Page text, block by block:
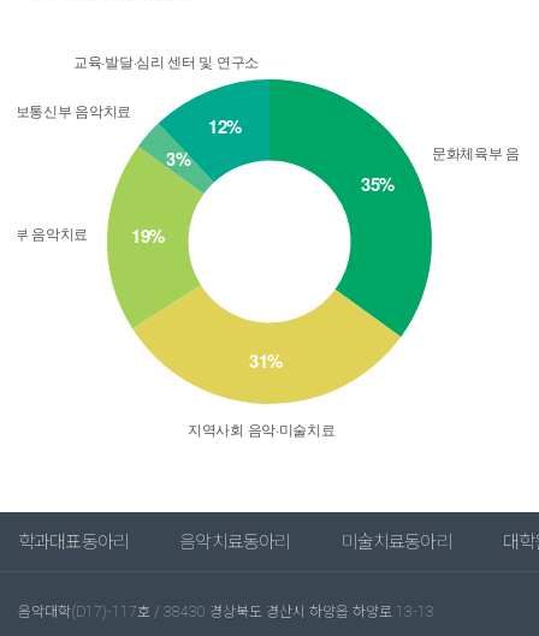
학과대표동아리 음악치료동아리 미술치료동아리 대
음악대학(D17)-117호 / 38430 경상북도 경산시 하양읍 하양로 13-13